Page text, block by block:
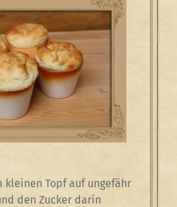
kleinen Topf auf ungefähr
den Zucker darin